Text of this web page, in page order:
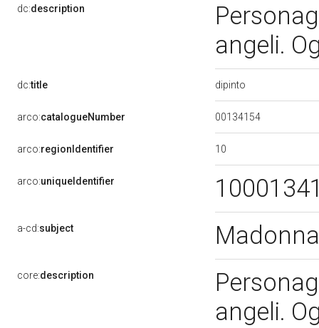
dc:description
angeli.
dc:title dipinto
arco:catalogueNumber 00134154
arco:regionIdentifier 10
arco:uniqueIdentifier
a-cd:subject
core:description
angeli.